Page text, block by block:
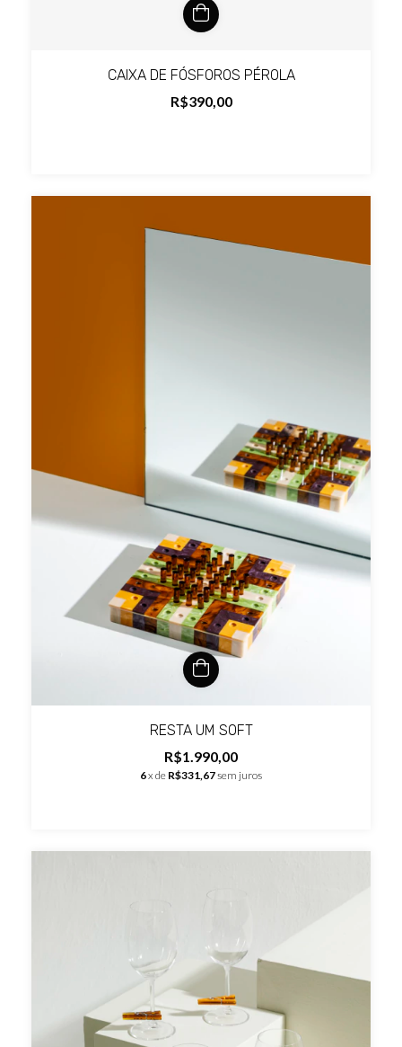
CAIXA DE FÓSFOROS PÉROLA
R$390,00
RESTA UM SOFT
R$1.990,00
6x de R$331,67sem juros